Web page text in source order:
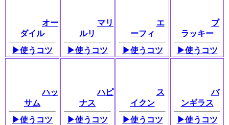
オー
ダイル
▶使うコツ
マリ
ルリ
▶使うコツ
エ
ーフィ
▶使うコツ
ブ
ラッキー
▶使うコツ
ハッ
サム
▶使うコツ
ハピ
ナス
▶使うコツ
ス
イクン
▶使うコツ
バ
ンギラス
▶使うコツ